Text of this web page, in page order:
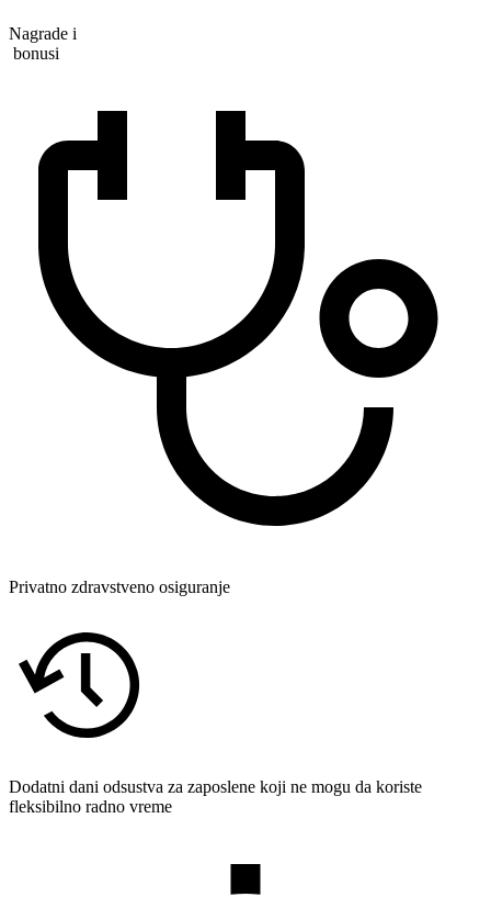
Nagrade i
bonusi
Privatno zdravstveno osiguranje
Dodatni dani odsustva za zaposlene koji ne mogu da koriste
fleksibilno radno vreme